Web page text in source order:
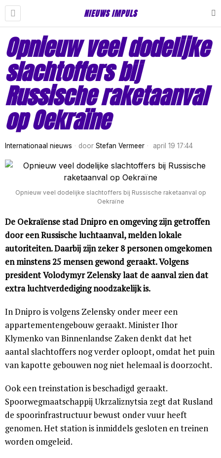
NIEUWS IMPULS
Opnieuw veel dodelijke
slachtoffers bij
Russische raketaanval
op Oekraïne
Internationaal nieuws door Stefan Vermeer april 19 17:44
Opnieuw veel dodelijke slachtoffers bij Russische raketaanval op
Oekraïne
De Oekraïense stad Dnipro en omgeving zijn getroffen
door een Russische luchtaanval, melden lokale
autoriteiten. Daarbij zijn zeker 8 personen omgekomen
en minstens 25 mensen gewond geraakt. Volgens
president Volodymyr Zelensky laat de aanval zien dat
extra luchtverdediging noodzakelijk is.
In Dnipro is volgens Zelensky onder meer een
appartementengebouw geraakt. Minister Ihor
Klymenko van Binnenlandse Zaken denkt dat het
aantal slachtoffers nog verder oploopt, omdat het puin
van kapotte gebouwen nog niet helemaal is doorzocht.
Ook een treinstation is beschadigd geraakt.
Spoorwegmaatschappij Ukrzaliznytsia zegt dat Rusland
de spoorinfrastructuur bewust onder vuur heeft
genomen. Het station is inmiddels gesloten en treinen
worden omgeleid.